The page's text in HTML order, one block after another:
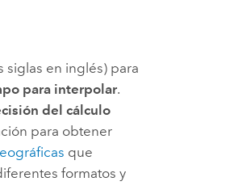
siglas en inglés) para
para interpolar.
del cálculo
para obtener
que
formatos y